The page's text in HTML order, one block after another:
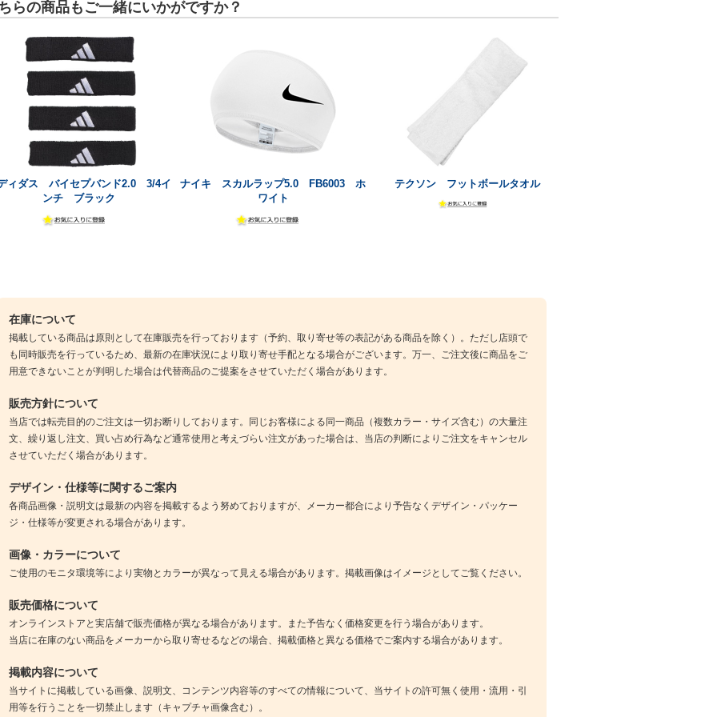
らの商品もご一緒にいかがですか？
ィダス バイセプバンド2.0 3/4イ
ンチ ブラック
ナイキ スカルラップ5.0 FB6003 ホ
ワイト
テクソン フットボールタオル
在庫について
掲載している商品は原則として在庫販売を行っております（予約、取り寄せ等の表記がある商品を除く）。ただし店頭で
も同時販売を行っているため、最新の在庫状況により取り寄せ手配となる場合がございます。万一、ご注文後に商品をご
用意できないことが判明した場合は代替商品のご提案をさせていただく場合があります。
販売方針について
当店では転売目的のご注文は一切お断りしております。同じお客様による同一商品（複数カラー・サイズ含む）の大量注
文、繰り返し注文、買い占め行為など通常使用と考えづらい注文があった場合は、当店の判断によりご注文をキャンセル
させていただく場合があります。
デザイン・仕様等に関するご案内
各商品画像・説明文は最新の内容を掲載するよう努めておりますが、メーカー都合により予告なくデザイン・パッケー
ジ・仕様等が変更される場合があります。
画像・カラーについて
ご使用のモニタ環境等により実物とカラーが異なって見える場合があります。掲載画像はイメージとしてご覧ください。
販売価格について
オンラインストアと実店舗で販売価格が異なる場合があります。また予告なく価格変更を行う場合があります。
当店に在庫のない商品をメーカーから取り寄せるなどの場合、掲載価格と異なる価格でご案内する場合があります。
掲載内容について
当サイトに掲載している画像、説明文、コンテンツ内容等のすべての情報について、当サイトの許可無く使用・流用・引
用等を行うことを一切禁止します（キャプチャ画像含む）。